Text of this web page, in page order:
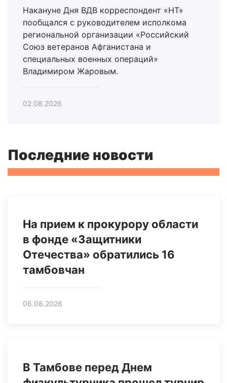
Накануне Дня ВДВ корреспондент «НТ»
пообщался с руководителем исполкома
региональной организации «Российский
Союз ветеранов Афганистана и
специальных военных операций»
Владимиром Жаровым.
02.08.2026
Последние новости
На прием к прокурору области
в фонде «Защитники
Отечества» обратились 16
тамбовчан
06.08.2026
В Тамбове перед Днем